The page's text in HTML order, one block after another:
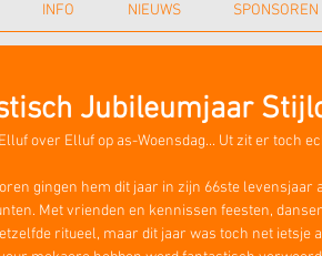
INFO NIEUWS SPONSOREN
Jubileumjaar
over Elluf op as-Woensdag... Ut zit er toch
gingen hem dit jaar in zijn 66ste
Met vrienden en kennissen feesten,
ritueel, maar dit jaar was toch net ietsje